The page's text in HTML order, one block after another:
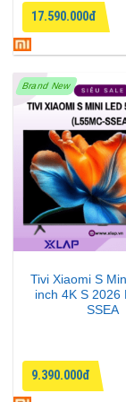
17.590.000đ
Brand New
Tivi Xiaomi S
inch 4K S 2026
SSEA
9.390.000đ